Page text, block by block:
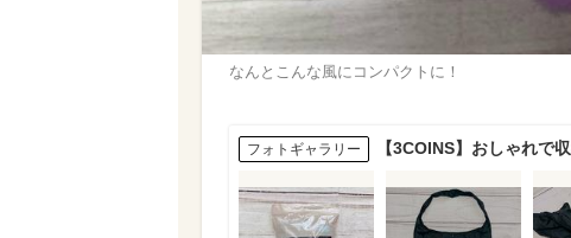
なんとこんな風にコンパクトに！
フォトギャラリー 【3COINS】おしゃれで